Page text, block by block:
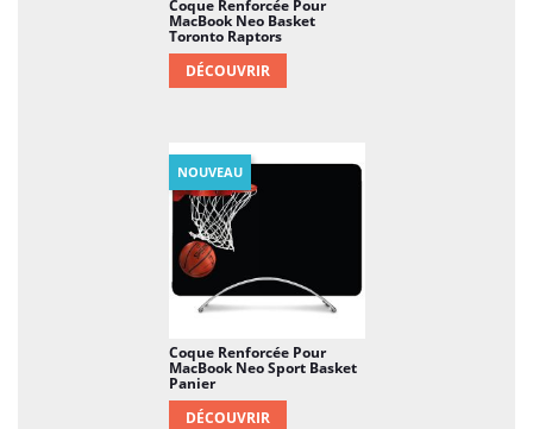
Coque Renforcée Pour
MacBook Neo Basket
Toronto Raptors
DÉCOUVRIR
Coque Renforcée Pour
MacBook Neo Sport Basket
Panier
DÉCOUVRIR
NOUVEAU